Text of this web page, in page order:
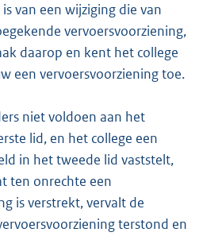
van een wijziging die van
vervoersvoorziening,
daarop en kent het college
een vervoersvoorziening toe.
niet voldoen aan het
lid, en het college een
in het tweede lid vaststelt,
ten onrechte een
is verstrekt, vervalt de
terstond en